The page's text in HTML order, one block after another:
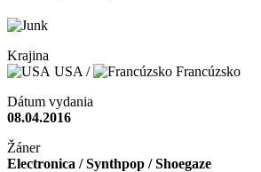
Krajina
USA /
Francúzsko
Dátum vydania
08.04.2016
Žáner
Electronica / Synthpop / Shoegaze